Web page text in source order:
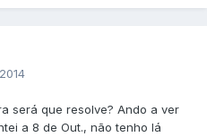
será que resolve? Ando a ver
a 8 de Out., não tenho lá